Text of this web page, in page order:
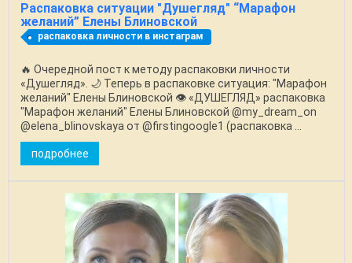
Распаковка ситуации "Душегляд" “Марафон
желаний” Елены Блиновской
распаковка личности в инстаграм
🔥 Очередной пост к методу распаковки личности
«Душегляд». 🌙 Теперь в распаковке ситуация: "Марафон
желаний" Елены Блиновской 👁️ «ДУШЕГЛЯД» распаковка
"Марафон желаний" Елены Блиновской @my_dream_on
@elena_blinovskaya от @firstingoogle1 (распаковка ...
подробнее